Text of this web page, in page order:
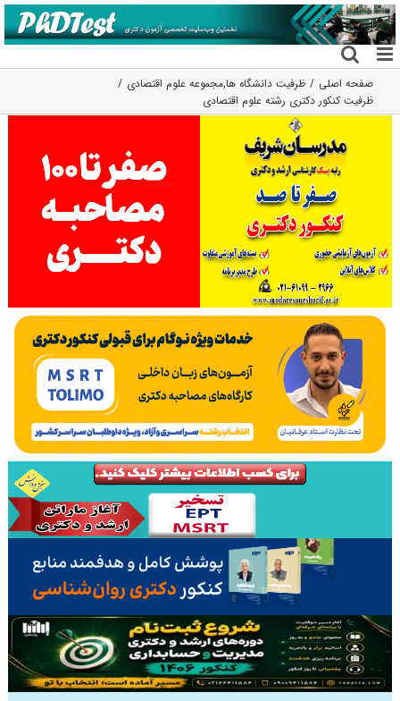
رفتن
به
محتوا
صفحه اصلی ظرفیت دانشگاه ها,مجموعه علوم اقتصادی
ظرفیت کنکور دکتری رشته ﻋﻠﻮم اﻗﺘﺼﺎدی